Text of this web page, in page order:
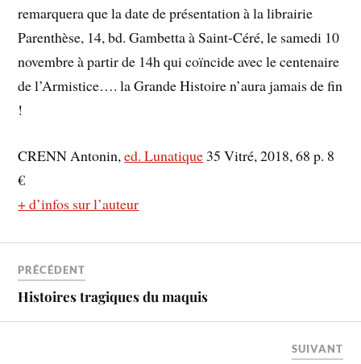
remarquera que la date de présentation à la librairie
Parenthèse, 14, bd. Gambetta à Saint-Céré, le samedi 10
novembre à partir de 14h qui coïncide avec le centenaire
de l’Armistice…. la Grande Histoire n’aura jamais de fin
!
CRENN Antonin,ed. Lunatique 35 Vitré, 2018, 68 p. 8
€
+ d’infos sur l’auteur
PRÉCÉDENT
Histoires tragiques du maquis
SUIVANT